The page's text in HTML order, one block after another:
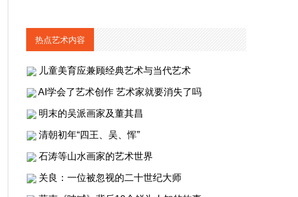
热点艺术内容
儿童美育应兼顾经典艺术与当代艺术
AI学会了艺术创作 艺术家就要消失了吗
明末的吴派画家及董其昌
清朝初年“四王、吴、恽”
石涛等山水画家的艺术世界
关良：一位被忽视的二十世纪大师